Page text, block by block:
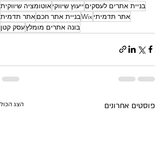
בניית אתרים לעסקים ייעוץ שיווקיאוטומציה שיווקית
אתר תדמיתיWixבניית אתר חכםאתר תדמית
בונה אתרים מומלץעסק קטן
פוסטים אחרונים הצג הכול